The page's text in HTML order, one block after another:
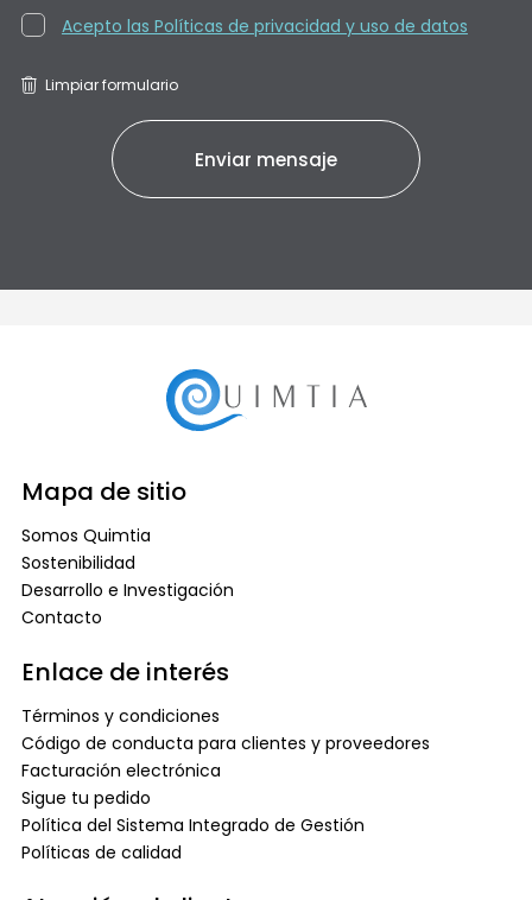
Acepto las Políticas de privacidad y uso de datos
Limpiar formulario
Mapa de sitio
Somos Quimtia
Sostenibilidad
Desarrollo e Investigación
Contacto
Enlace de interés
Términos y condiciones
Código de conducta para clientes y proveedores
Facturación electrónica
Sigue tu pedido
Política del Sistema Integrado de Gestión
Políticas de calidad